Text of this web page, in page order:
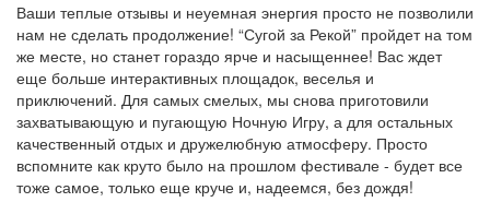
Ваши теплые отзывы и неуемная энергия просто не позволили
нам не сделать продолжение! “Сугой за Рекой” пройдет на том
же месте, но станет гораздо ярче и насыщеннее! Вас ждет
еще больше интерактивных площадок, веселья и
приключений. Для самых смелых, мы снова приготовили
захватывающую и пугающую Ночную Игру, а для остальных
качественный отдых и дружелюбную атмосферу. Просто
вспомните как круто было на прошлом фестивале - будет все
тоже самое, только еще круче и, надеемся, без дождя!